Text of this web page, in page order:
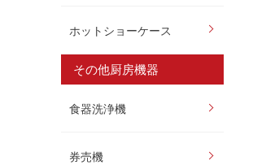
ホットショーケース
その他厨房機器
食器洗浄機
券売機